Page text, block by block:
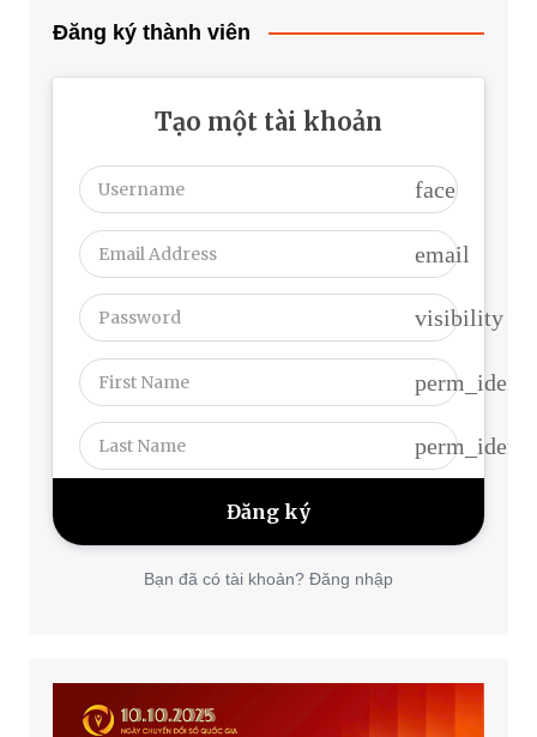
Đăng ký thành viên
Tạo một tài khoản
face
email
visibility
Bạn đã có tài khoản? Đăng nhập